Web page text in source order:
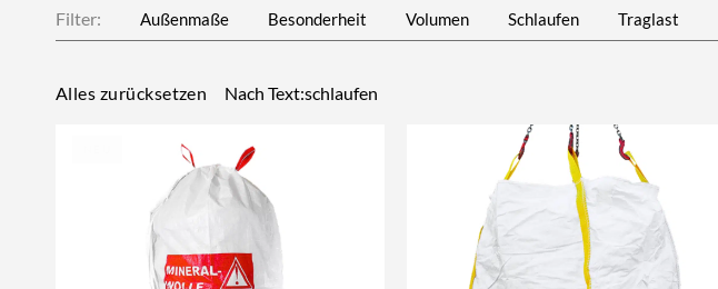
Filter: Außenmaße Besonderheit Volumen Schlaufen Traglast
Alles zurücksetzen Nach Text:schlaufen